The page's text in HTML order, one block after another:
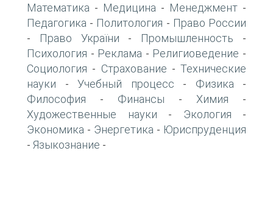
Математика - Медицина - Менеджмент -
Педагогика - Политология - Право России
- Право України - Промышленность -
Психология - Реклама - Религиоведение -
Социология - Страхование - Технические
науки - Учебный процесс - Физика -
Философия - Финансы - Химия -
Художественные науки - Экология -
Экономика - Энергетика - Юриспруденция
- Языкознание -